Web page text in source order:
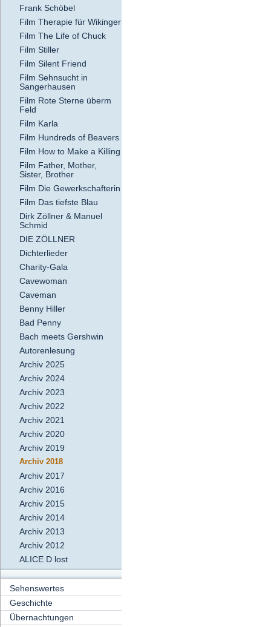
Frank Schöbel
Film Therapie für Wikinger
Film The Life of Chuck
Film Stiller
Film Silent Friend
Film Sehnsucht in
Sangerhausen
Film Rote Sterne überm
Feld
Film Karla
Film Hundreds of Beavers
Film How to Make a Killing
Film Father, Mother,
Sister, Brother
Film Die Gewerkschafterin
Film Das tiefste Blau
Dirk Zöllner & Manuel
Schmid
DIE ZÖLLNER
Dichterlieder
Charity-Gala
Cavewoman
Caveman
Benny Hiller
Bad Penny
Bach meets Gershwin
Autorenlesung
Archiv 2025
Archiv 2024
Archiv 2023
Archiv 2022
Archiv 2021
Archiv 2020
Archiv 2019
Archiv 2018
Archiv 2017
Archiv 2016
Archiv 2015
Archiv 2014
Archiv 2013
Archiv 2012
ALICE D lost
Sehenswertes
Geschichte
Übernachtungen